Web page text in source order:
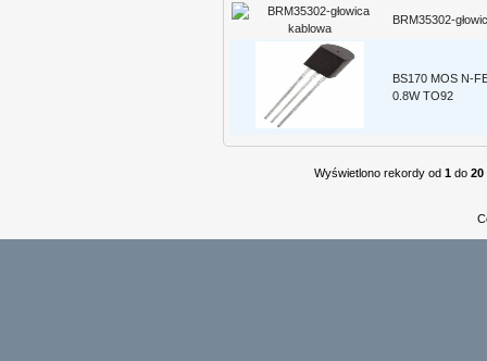
BRM35302-
BS170 MOS N-
0.8W TO92
Wyświetlono rekordy od 1do 20